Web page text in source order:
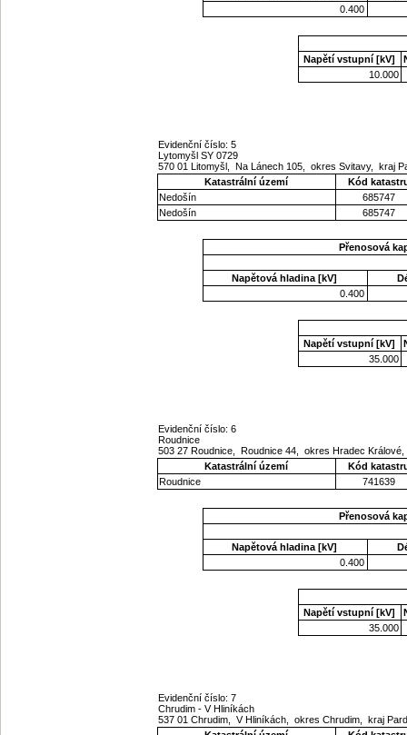
0.400
Napětí vstupní [kV]
10.000
Evidenční číslo: 5
Lytomyšl SY 0729
570 01 Litomyšl, Na Lánech 105, okres Svitavy, kraj
Katastrální území
Kód
Nedošín
685747
Nedošín
685747
Přenosová
Napětová hladina [kV]
0.400
Napětí vstupní [kV]
35.000
Evidenční číslo: 6
Roudnice
503 27 Roudnice, Roudnice 44, okres Hradec
Katastrální území
Kód
Roudnice
741639
Přenosová
Napětová hladina [kV]
0.400
Napětí vstupní [kV]
35.000
Evidenční číslo: 7
Chrudim - V Hliníkách
537 01 Chrudim, V Hliníkách, okres Chrudim, kraj